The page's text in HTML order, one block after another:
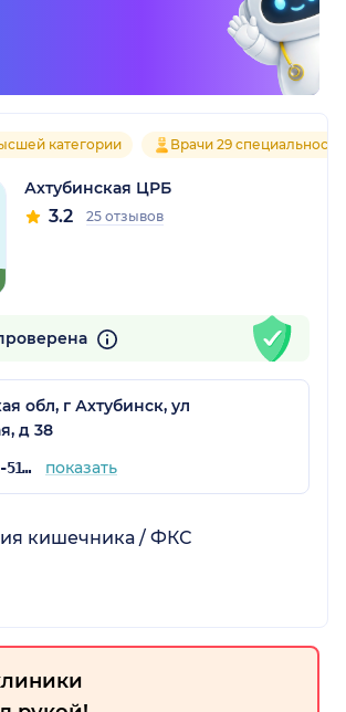
категории Врачи 29
Ахтубинская ЦРБ
3.2 25 отзывов
обл, г Ахтубинск, ул
д 38
+7 (851) 252-51-00 показать
кишечника / ФКС